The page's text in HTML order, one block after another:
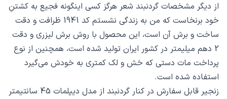
از دیگر مشخصات گردنبند شعر هرگز کسی اینگونه فجیع به کشتنِ
خود برنخاست که من به زندگی نشستم کد 1941 ظرافت و دقت
ساخت و برش آن است، این محصول با روش برش لیزری و دقت
2 دهم میلیمتر در کشور ایران تولید شده است، همچنین از نوع
پرداخت مات دستی که خش و لک کمتری به خودش می‌گیرد
استفاده شده است.
زنجیر قابل سفارش در کنار گردنبند از مدل دیپلمات 45 سانتیمتر